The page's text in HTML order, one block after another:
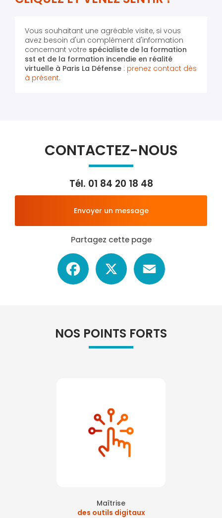
Vous souhaitant une agréable visite, si vous
avez besoin d'un complément d'information
concernant votre spécialiste de la formation
sst et de la formation incendie en réalité
virtuelle à Paris La Défense : prenez contact dès
à présent.
CONTACTEZ-NOUS
Tél. 01 84 20 18 48
Envoyer un message
Partagez cette page
Facebook
NOS POINTS FORTS
Maîtrise
des outils digitaux